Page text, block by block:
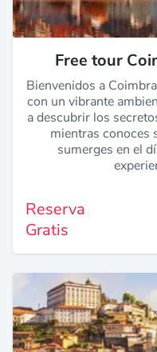
Free tour
Bienvenidos a
con un vibrante
a descubrir los
mientras conoces
sumerges en el
Reserva
Gratis